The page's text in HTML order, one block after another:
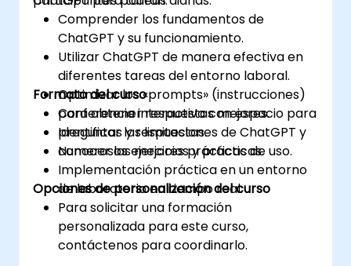
Comprender los fundamentos de
ChatGPT y su funcionamiento.
Utilizar ChatGPT de manera efectiva en
diferentes tareas del entorno laboral.
Optimizar los «prompts» (instrucciones)
para obtener respuestas mejores.
Identificar las limitaciones de ChatGPT y
conocer las mejores prácticas de uso.
Formato del curso
Conferencia interactiva con espacio para
preguntas y respuestas.
Numerosos ejercicios y prácticas.
Implementación práctica en un entorno
de laboratorio en tiempo real.
Opciones de personalización del curso
Para solicitar una formación
personalizada para este curso,
contáctenos para coordinarlo.